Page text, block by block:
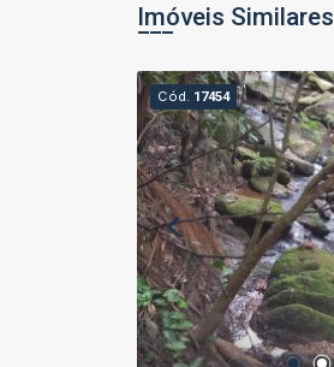
Imóveis Similares
Cód. 17454